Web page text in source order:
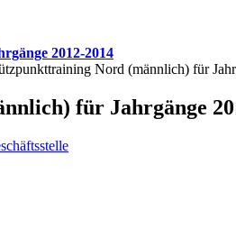
2012-2014
Nord (männlich) für
für Jahrgänge